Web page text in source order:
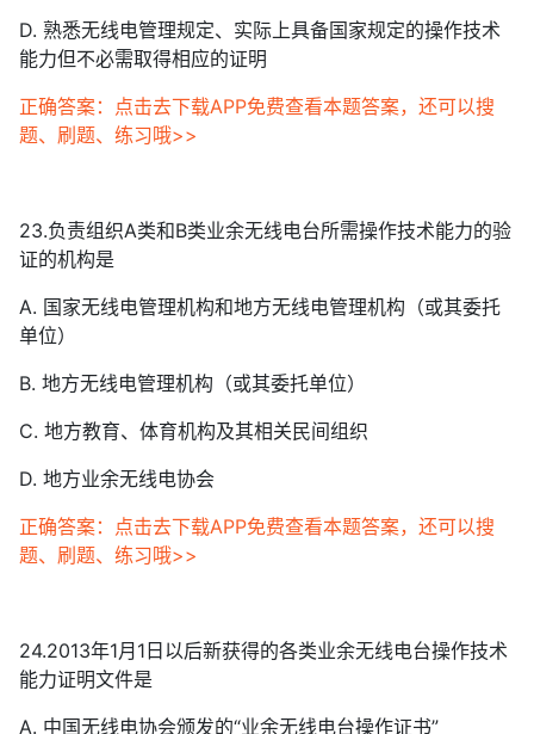
D. 熟悉无线电管理规定、实际上具备国家规定的操作技术
能力但不必需取得相应的证明
正确答案：点击去下载APP免费查看本题答案，还可以搜
题、刷题、练习哦>>
23.负责组织A类和B类业余无线电台所需操作技术能力的验
证的机构是
A. 国家无线电管理机构和地方无线电管理机构（或其委托
单位）
B. 地方无线电管理机构（或其委托单位）
C. 地方教育、体育机构及其相关民间组织
D. 地方业余无线电协会
正确答案：点击去下载APP免费查看本题答案，还可以搜
题、刷题、练习哦>>
24.2013年1月1日以后新获得的各类业余无线电台操作技术
能力证明文件是
A. 中国无线电协会颁发的“业余无线电台操作证书”